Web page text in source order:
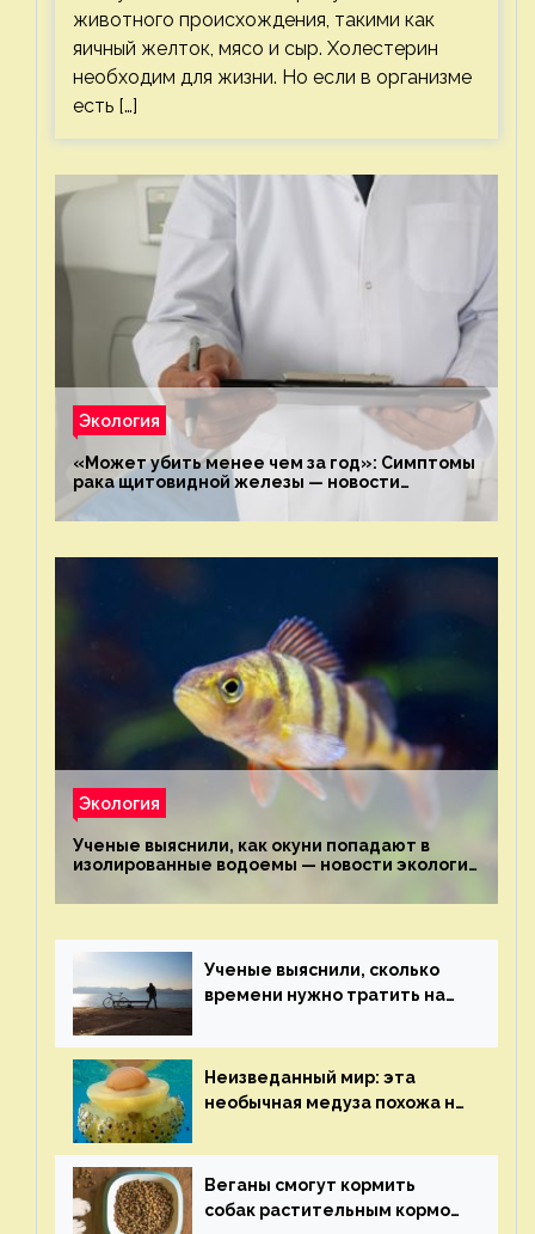
животного происхождения, такими как
яичный желток, мясо и сыр. Холестерин
необходим для жизни. Но если в организме
есть […]
Экология
«Может убить менее чем за год»: Симптомы
рака щитовидной железы — новости
экологии на ECOportal
Экология
Ученые выяснили, как окуни попадают в
изолированные водоемы — новости экологии
Ученые выяснили, сколько
времени нужно тратить на
здоровья — новости экологии
на ECOportal
Неизведанный мир: эта
необычная медуза похожа на
экологии на ECOportal
Веганы смогут кормить
собак растительным кормом